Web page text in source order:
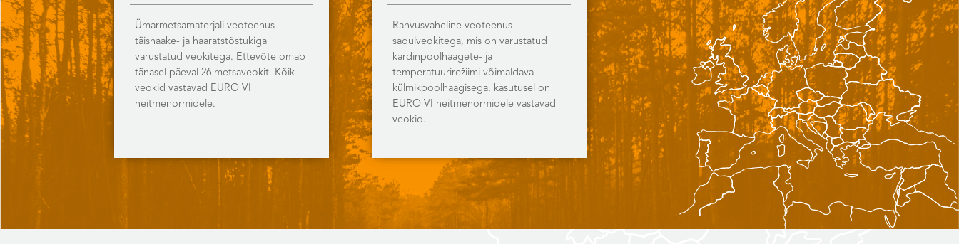
Ümarmetsamaterjali veoteenus
täishaake- ja haaratstõstukiga
varustatud veokitega. Ettevõte omab
tänasel päeval 26 metsaveokit. Kõik
veokid vastavad EURO VI
heitmenormidele.
Rahvusvaheline veoteenus
sadulveokitega, mis on varustatud
kardinpoolhaagete- ja
temperatuurirežiimi võimaldava
külmikpoolhaagisega, kasutusel on
EURO VI heitmenormidele vastavad
veokid.